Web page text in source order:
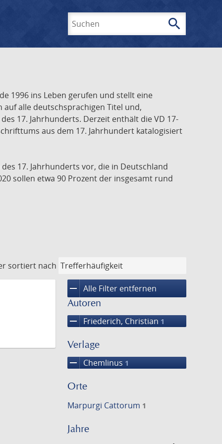
search
1996 ins Leben gerufen und stellt eine
alle deutschsprachigen Titel und,
17. Jahrhunderts. Derzeit enthält die VD 17-
aus dem 17. Jahrhundert katalogisiert
17. Jahrhunderts vor, die in Deutschland
sollen etwa 90 Prozent der insgesamt rund
sortiert nach
remove Alle Filter entfernen
Autoren
remove Friederich, Christian 1
Verlage
remove Chemlinus 1
Orte
Marpurgi Cattorum 1
Jahre